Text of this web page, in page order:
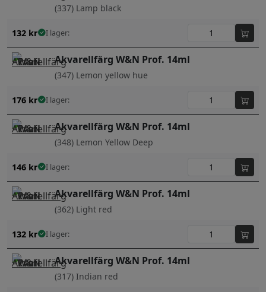
(337) Lamp black
132 kr I lager:
Akvarellfärg W&N Prof. 14ml
(347) Lemon yellow hue
176 kr I lager:
Akvarellfärg W&N Prof. 14ml
(348) Lemon Yellow Deep
146 kr I lager:
Akvarellfärg W&N Prof. 14ml
(362) Light red
132 kr I lager:
Akvarellfärg W&N Prof. 14ml
(317) Indian red